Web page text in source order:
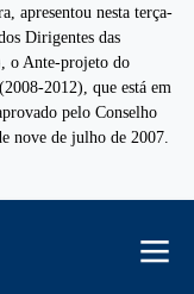
apresentou nesta terça-
Dirigentes das
o Ante-projeto do
2012), que está em
pelo Conselho
nove de julho de 2007.